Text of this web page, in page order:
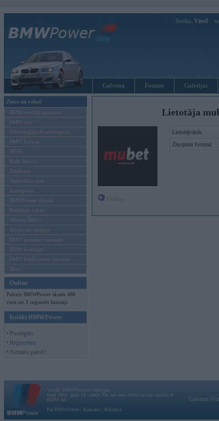
Sveiks, Viesi!
Galvenā Forums Galerijas
Ziņas un raksti
BMW modeļu jaunumi
BMW testi
Tehnoloģijas & sasniegumi
BMW Latvijā
MINI
Rolls-Royce
Pasākumi
Vadāmības tests
Autosports
BMWPower aktuāli
Reklāmas raksti
Mēneša BMW
Sērijveida tūnings
BMW pasaules jaunumi
BMW koncepti
BMW konkurentu jaunumi
Moto
Online
Pašreiz BMWPower skatās 486
viesi un 3 reģistrēti lietotāji.
Ienākt BMWPower
• Pieslēgties
• Reģistrēties
• Aizmirsi paroli?
Lietotāja
Lietotājvārds:
Ziņojumi forumā:
Vortāls BMWPower.lv darbojas
kopš 2002. gada 14. maija. Tas nav auto klubs un nav saistīts ar
BMW AG.
Par BMWPower
Kontakti Reklāma
Galvena